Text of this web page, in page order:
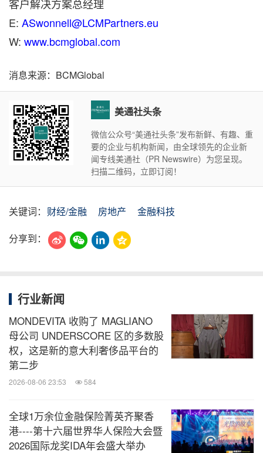
客户解决方案总经理
E: ASwonnell@LCMPartners.eu
W: www.bcmglobal.com
消息来源：BCMGlobal
美通社头条
微信公众号“美通社头条”发布新鲜、有趣、重
要的企业与机构新闻，由全球领先的企业新
闻专线美通社（PR Newswire）为您呈现。
扫描二维码，立即订阅！
关键词： 财经/金融 房地产
金融科技
分享到：
行业新闻
MONDEVITA 收购了 MAGLIANO
母公司 UNDERSCORE 区的多数股
权，这是新的意大利奢侈品平台的
第二步
2026-08-06 23:53 584
全球1万余位金融保险菁英齐聚香
港----第十六届世界华人保险大会暨
2026国际龙奖IDA年会盛大举办